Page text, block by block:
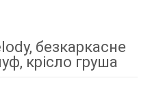
безкаркасне
крісло груша